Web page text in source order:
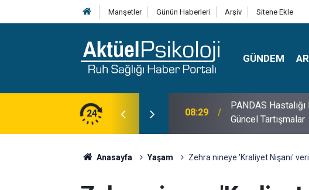
Manşetler Günün Haberleri Arşiv Sitene Ekle
GÜNDEM
24
Klinik Özellikleri, Tanı Kriterleri ve
10:30 10 Mayıs
Anasayfa Yaşam Zehra nineye 'Kraliyet Nişanı'